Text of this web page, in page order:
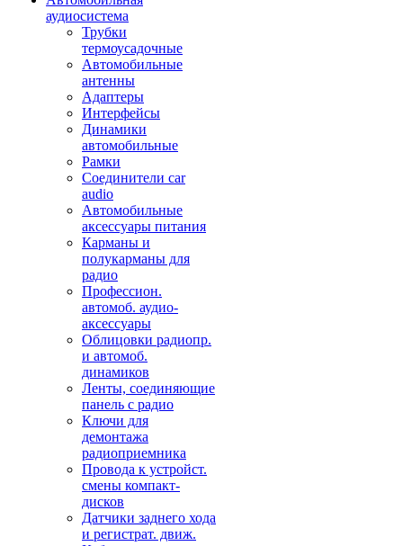
аудиосистема
Трубки
термоусадочные
Автомобильные
антенны
Адаптеры
Интерфейсы
Динамики
автомобильные
Рамки
Соединители car
audio
Автомобильные
аксессуары питания
Карманы и
полукарманы для
радио
Профессион.
автомоб. аудио-
аксессуары
Облицовки радиопр.
и автомоб.
динамиков
Ленты, соединяющие
панель с радио
Ключи для
демонтажа
радиоприемника
Провода к устройст.
смены компакт-
дисков
Датчики заднего хода
и регистрат. движ.